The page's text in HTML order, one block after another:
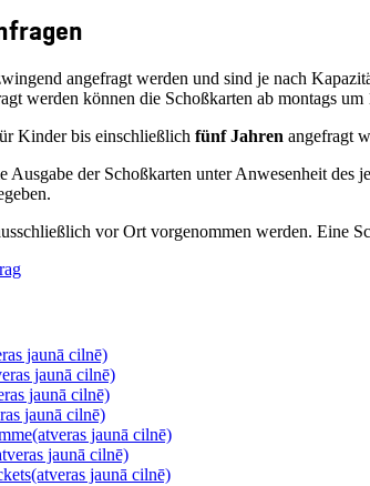
angefragt werden und sind je nach
werden können die Schoßkarten ab montags
Kinder bis einschließlich fünf Jahren angefragt
Ausgabe der Schoßkarten unter Anwesenheit
vor Ort vorgenommen werden. Eine
jaunā cilnē)
jaunā cilnē)
jaunā cilnē)
jaunā cilnē)
(atveras jaunā cilnē)
jaunā cilnē)
(atveras jaunā cilnē)